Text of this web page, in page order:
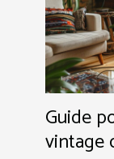
Guide
vintage